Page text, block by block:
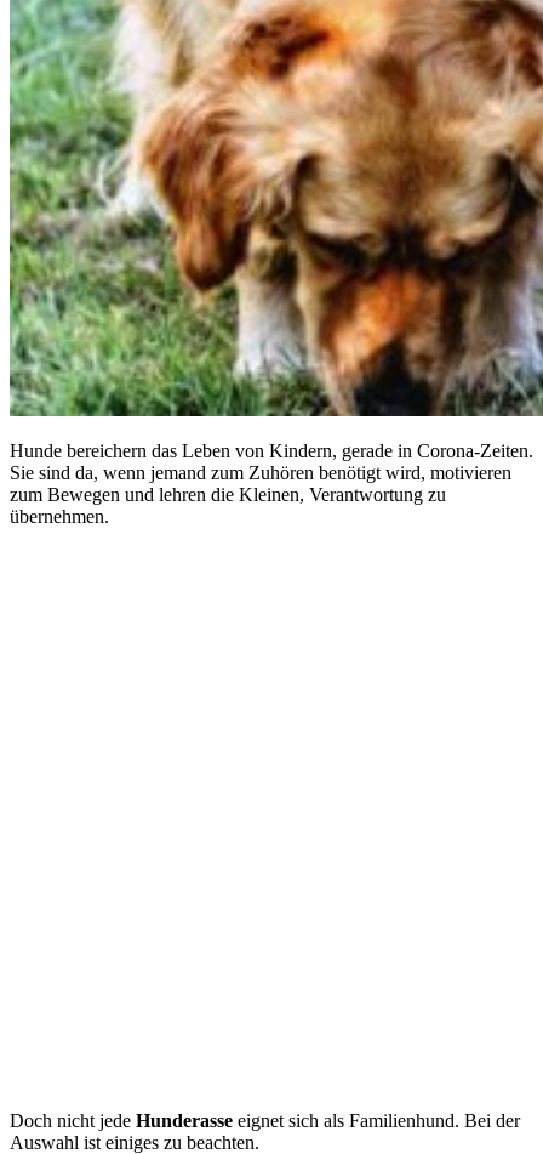
Hunde bereichern das Leben von Kindern, gerade in Corona-Zeiten.
Sie sind da, wenn jemand zum Zuhören benötigt wird, motivieren
zum Bewegen und lehren die Kleinen, Verantwortung zu
übernehmen.
Doch nicht jede Hunderasse eignet sich als Familienhund. Bei der
Auswahl ist einiges zu beachten.